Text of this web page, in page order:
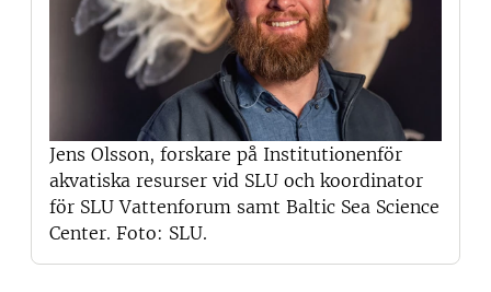
Jens Olsson, forskare på Institutionenför
akvatiska resurser vid SLU och koordinator
för SLU Vattenforum samt Baltic Sea Science
Center. Foto: SLU.